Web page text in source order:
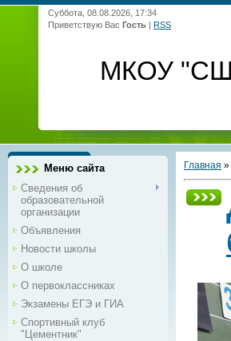
Суббота, 08.08.2026, 17:34
Приветствую Вас Гость | RSS
МКОУ
Меню сайта
Сведения об
образовательной
организации
Объявления
Новости школы
О школе
О первоклассниках
Экзамены ЕГЭ и ГИА
Спортивный клуб
"Цементник"
Главная »